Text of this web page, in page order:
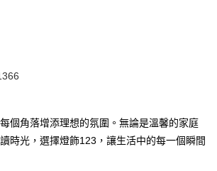
個角落增添理想的氛圍。無論是溫馨的家庭
時光，選擇燈飾123，讓生活中的每一個瞬間